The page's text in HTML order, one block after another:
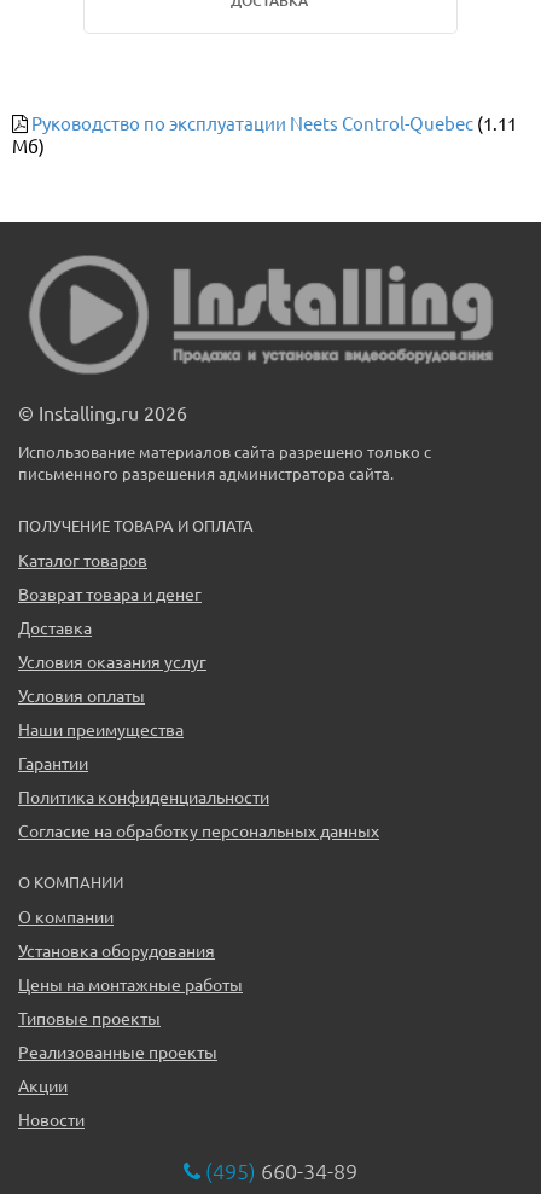
Руководство по эксплуатации Neets Control-Quebec (1.11
Мб)
© Installing.ru 2026
Использование материалов сайта разрешено только с
письменного разрешения администратора сайта.
ПОЛУЧЕНИЕ ТОВАРА И ОПЛАТА
Каталог товаров
Возврат товара и денег
Доставка
Условия оказания услуг
Условия оплаты
Наши преимущества
Гарантии
Политика конфиденциальности
Согласие на обработку персональных данных
О КОМПАНИИ
О компании
Установка оборудования
Цены на монтажные работы
Типовые проекты
Реализованные проекты
Акции
Новости
(495) 660-34-89